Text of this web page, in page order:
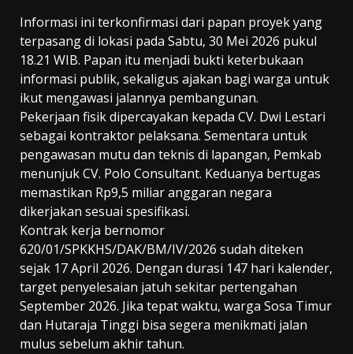
Informasi ini terkonfirmasi dari papan proyek yang
terpasang di lokasi pada Sabtu, 30 Mei 2026 pukul
18.21 WIB. Papan itu menjadi bukti keterbukaan
informasi publik, sekaligus ajakan bagi warga untuk
ikut mengawasi jalannya pembangunan.
Pekerjaan fisik dipercayakan kepada CV. Dwi Lestari
sebagai kontraktor pelaksana. Sementara untuk
pengawasan mutu dan teknis di lapangan, Pemkab
menunjuk CV. Polo Consultant. Keduanya bertugas
memastikan Rp9,5 miliar anggaran negara
dikerjakan sesuai spesifikasi.
Kontrak kerja bernomor
620/01/SPKKHS/DAK/BM/IV/2026 sudah diteken
sejak 17 April 2026. Dengan durasi 147 hari kalender,
target penyelesaian jatuh sekitar pertengahan
September 2026. Jika tepat waktu, warga Sosa Timur
dan Hutaraja Tinggi bisa segera menikmati jalan
mulus sebelum akhir tahun.